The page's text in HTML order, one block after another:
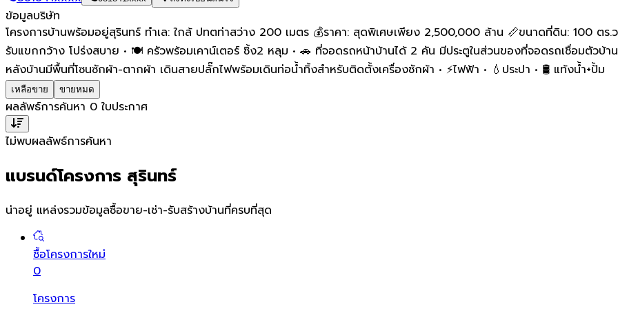
ข้อมูลบริษัท
โครงการบ้านพร้อมอยู่สุรินทร์ ทำเล: ใกล้ ปทตท่าสว่าง 200 เมตร 💰ราคา: สุดพิเศษเพียง 2,500,000 ล้าน 📏ขนาดที่ดิน: 100 ต
รับแขกกว้าง โปร่งสบาย • 🍽 ครัวพร้อมเคาน์เตอร์ ซิ้ง2 หลุม • 🚗 ที่จอดรถหน้าบ้านได้ 2 คัน มีประตูในส่วนของที่จอดรถเชื่อมตัวบ้
หลังบ้านมีพื้นที่โซนซักผ้า-ตากผ้า เดินสายปลั๊กไฟพร้อมเดินท่อน้ำทิ้งสำหรับติดตั้งเครื่องซักผ้า • ⚡️ไฟฟ้า • 💧ประปา • 🛢️ แท้งน้ำ+ปั้ม
เหลือขาย ขายหมด
ผลลัพธ์การค้นหา 0 ใบประกาศ
ไม่พบผลลัพธ์การค้นหา
แบรนด์โครงการ สุรินทร์
น่าอยู่ แหล่งรวมข้อมูลซื้อขาย-เช่า-รับสร้างบ้านที่ครบที่สุด
ซื้อโครงการใหม่
0
โครงการ